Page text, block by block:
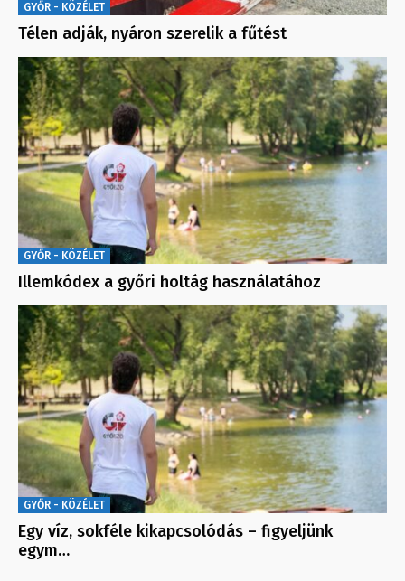
GYŐR - KÖZÉLET
Télen adják, nyáron szerelik a fűtést
GYŐR - KÖZÉLET
Illemkódex a győri holtág használatához
GYŐR - KÖZÉLET
Egy víz, sokféle kikapcsolódás – figyeljünk
egym…